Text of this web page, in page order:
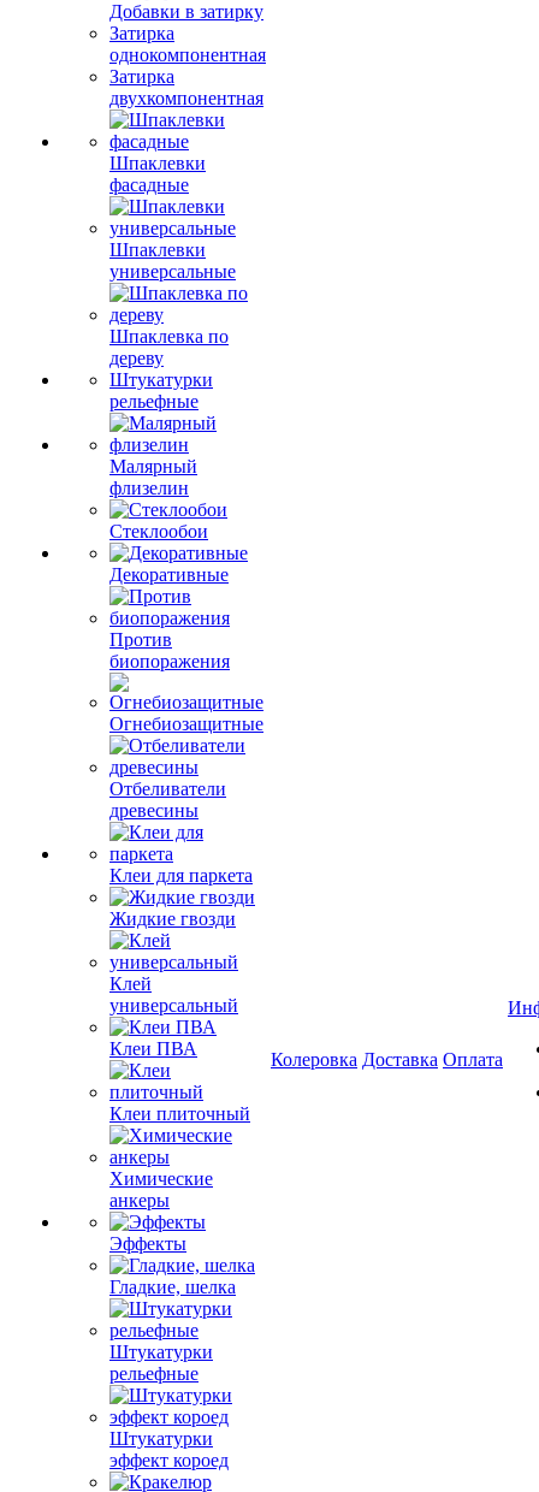
Добавки в затирку
Затирка
однокомпонентная
Затирка
двухкомпонентная
Шпаклевки
фасадные
Шпаклевки
универсальные
Шпаклевка по
дереву
Штукатурки
рельефные
Малярный
флизелин
Стеклообои
Декоративные
Против
биопоражения
Огнебиозащитные
Отбеливатели
древесины
Клеи для паркета
Жидкие гвозди
Клей
универсальный
Клеи ПВА
Клеи плиточный
Химические
анкеры
Эффекты
Гладкие, шелка
Штукатурки
рельефные
Штукатурки
эффект короед
Колеровка Доставка Оплата